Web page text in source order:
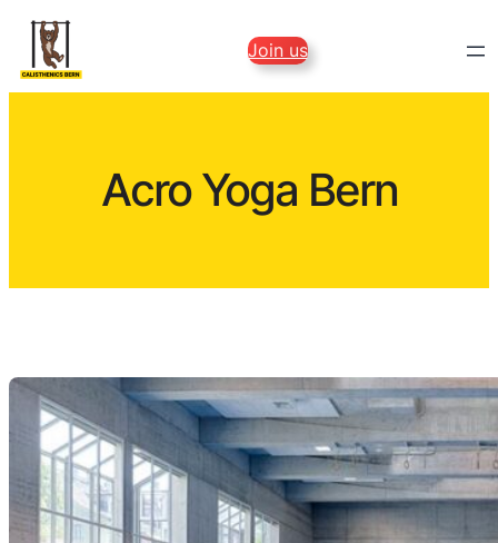
Zum
Inhalt
springen
Join us
Acro Yoga Bern